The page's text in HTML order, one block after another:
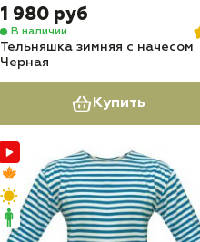
1 980 руб
В наличии
Тельняшка зимняя с начесом
Черная
Купить